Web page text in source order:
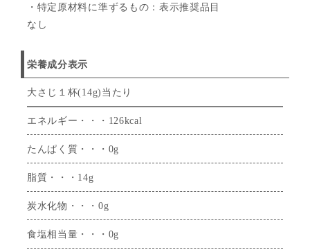
・特定原材料に準ずるもの：表示推奨品目
なし
栄養成分表示
大さじ１杯(14g)当たり
エネルギー・・・126kcal
たんぱく質・・・0g
脂質・・・14g
炭水化物・・・0g
食塩相当量・・・0g